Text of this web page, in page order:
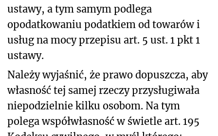
ustawy, a tym samym podlega
opodatkowaniu podatkiem od towarów i
usług na mocy przepisu art. 5 ust. 1 pkt 1
ustawy.
Należy wyjaśnić, że prawo dopuszcza, aby
własność tej samej rzeczy przysługiwała
niepodzielnie kilku osobom. Na tym
polega współwłasność w świetle art. 195